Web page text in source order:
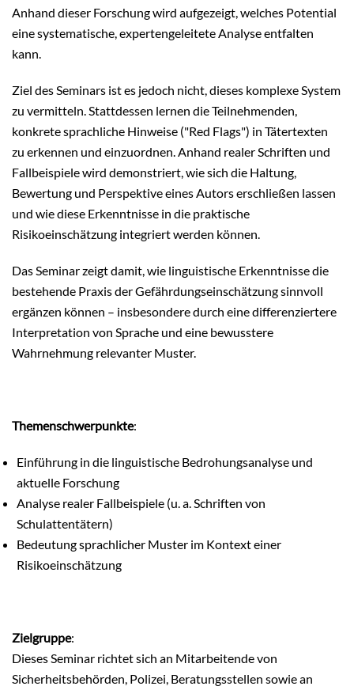
Anhand dieser Forschung wird aufgezeigt, welches Potential
eine systematische, expertengeleitete Analyse entfalten
kann.
Ziel des Seminars ist es jedoch nicht, dieses komplexe System
zu vermitteln. Stattdessen lernen die Teilnehmenden,
konkrete sprachliche Hinweise ("Red Flags") in Tätertexten
zu erkennen und einzuordnen. Anhand realer Schriften und
Fallbeispiele wird demonstriert, wie sich die Haltung,
Bewertung und Perspektive eines Autors erschließen lassen
und wie diese Erkenntnisse in die praktische
Risikoeinschätzung integriert werden können.
Das Seminar zeigt damit, wie linguistische Erkenntnisse die
bestehende Praxis der Gefährdungseinschätzung sinnvoll
ergänzen können – insbesondere durch eine differenziertere
Interpretation von Sprache und eine bewusstere
Wahrnehmung relevanter Muster.
Themenschwerpunkte:
Einführung in die linguistische Bedrohungsanalyse und
aktuelle Forschung
Analyse realer Fallbeispiele (u. a. Schriften von
Schulattentätern)
Bedeutung sprachlicher Muster im Kontext einer
Risikoeinschätzung
Zielgruppe:
Dieses Seminar richtet sich an Mitarbeitende von
Sicherheitsbehörden, Polizei, Beratungsstellen sowie an